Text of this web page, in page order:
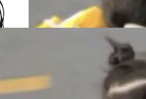
视为传统众包百科网站
Lawfare 调查发现，无论
面，均未出现近期更
注册 LocaleChangeInt
能看到第一行翻译文
。整个 i18n 模块围绕三
面增强 Iceberg：
INTO 与 Iceb
齐的，正是缺失的那一
础上，Doris 进一步支
Iceberg V3 格式。
议中心开幕。本届大会
质量创新联盟主办，以